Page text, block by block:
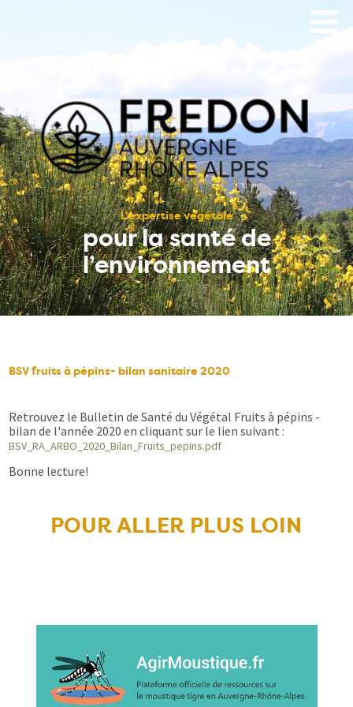
L’expertise végétale
pour la santé de
l’environnement
BSV fruits à pépins- bilan sanitaire 2020
Retrouvez le Bulletin de Santé du Végétal Fruits à pépins -
bilan de l'année 2020 en cliquant sur le lien suivant :
BSV_RA_ARBO_2020_Bilan_Fruits_pepins.pdf
Bonne lecture!
POUR ALLER PLUS LOIN